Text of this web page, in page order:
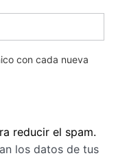
con cada nueva
reducir el spam.
los datos de tus